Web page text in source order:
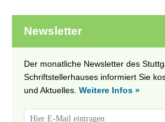
Newsletter
Der monatliche Newsletter des
Schriftstellerhauses informiert Sie
und Aktuelles. Weitere Infos »